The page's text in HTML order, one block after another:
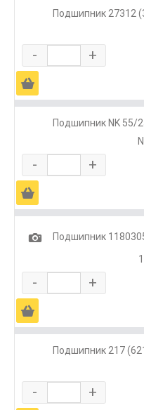
Подшипник 27312
- +
Ä
Подшипник NK 55/
- +
Ä
1
Подшипник
- +
Ä
Подшипник 217
- +